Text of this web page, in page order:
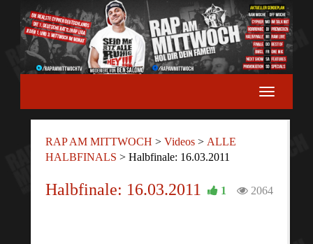
RAP AM MITTWOCH > Videos > ALLE
HALBFINALS > Halbfinale: 16.03.2011
Halbfinale: 16.03.2011 2064
1